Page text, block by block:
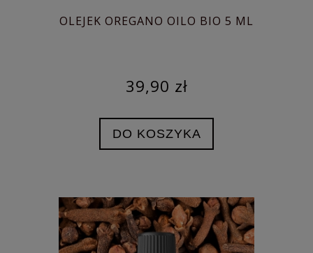
OLEJEK OREGANO OILO BIO 5 ML
39,90 zł
DO KOSZYKA